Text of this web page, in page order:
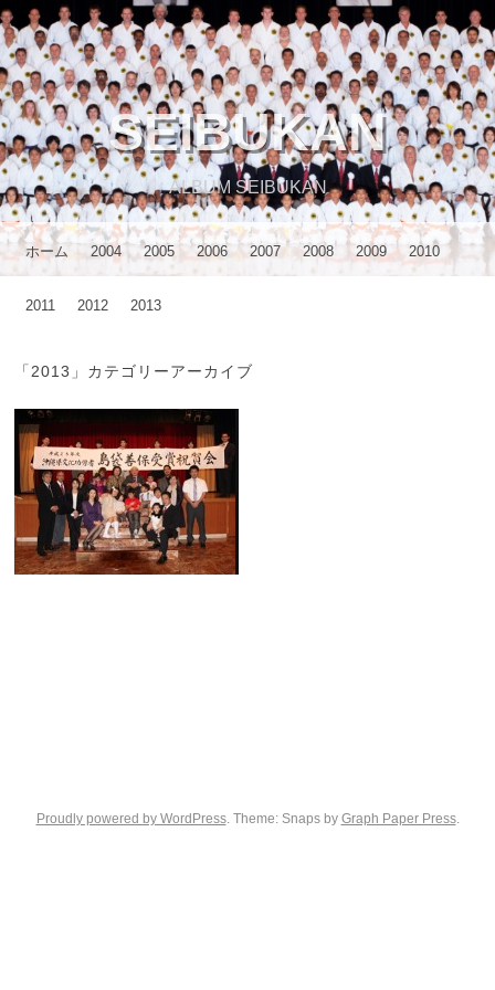
SEIBUKAN
ALBUM SEIBUKAN
メニュー
コンテンツへスキップ
ホーム 2004 2005 2006 2007 2008 2009 2010
2011 2012 2013
「 2013 」カテゴリーアーカイブ
Proudly powered by WordPress. Theme: Snaps by Graph Paper Press.